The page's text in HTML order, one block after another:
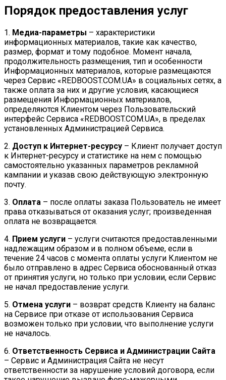
Порядок предоставления услуг
1. Медиа-параметры – характеристики
информационных материалов, такие как качество,
размер, формат и тому подобное. Момент начала,
продолжительность размещения, тип и особенности
Информационных материалов, которые размещаются
через Сервис «REDBOOST.COM.UA» в социальных сетях, а
также оплата за них и другие условия, касающиеся
размещения Информационных материалов,
определяются Клиентом через Пользовательский
интерфейс Сервиса «REDBOOST.COM.UA», в пределах
установленных Администрацией Сервиса.
2. Доступ к Интернет-ресурсу – Клиент получает доступ
к Интернет-ресурсу и статистике на нем с помощью
самостоятельно указанных параметров рекламной
кампании и указав свою действующую электронную
почту.
3. Оплата – после оплаты заказа Пользователь не имеет
права отказываться от оказания услуг; произведенная
оплата не возвращается.
4. Прием услуги – услуги считаются предоставленными
надлежащим образом и в полном объеме, если в
течение 24 часов с момента оплаты услуги Клиентом не
было отправлено в адрес Сервиса обоснованный отказ
от принятия услуги, но только при условии, если Сервис
не начал предоставление услуги.
5. Отмена услуги – возврат средств Клиенту на баланс
на Сервисе при отказе от использования Сервиса
возможен только при условии, что выполнение услуги
не началось.
6. Ответственность Сервиса и Администрации Сайта
– Сервис и Администрация Сайта не несут
ответственности за нарушение условий договора, если